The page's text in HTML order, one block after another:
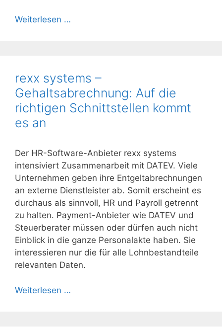
Weiterlesen …
rexx systems –
Gehaltsabrechnung: Auf die
richtigen Schnittstellen kommt
es an
Der HR-Software-Anbieter rexx systems
intensiviert Zusammenarbeit mit DATEV. Viele
Unternehmen geben ihre Entgeltabrechnungen
an externe Dienstleister ab. Somit erscheint es
durchaus als sinnvoll, HR und Payroll getrennt
zu halten. Payment-Anbieter wie DATEV und
Steuerberater müssen oder dürfen auch nicht
Einblick in die ganze Personalakte haben. Sie
interessieren nur die für alle Lohnbestandteile
relevanten Daten.
Weiterlesen …